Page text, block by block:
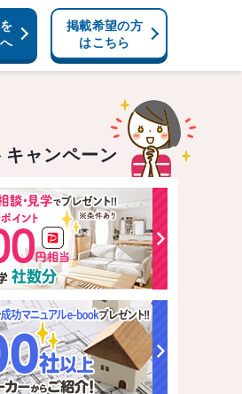
掲載希望の方
はこちら
ャンペーン